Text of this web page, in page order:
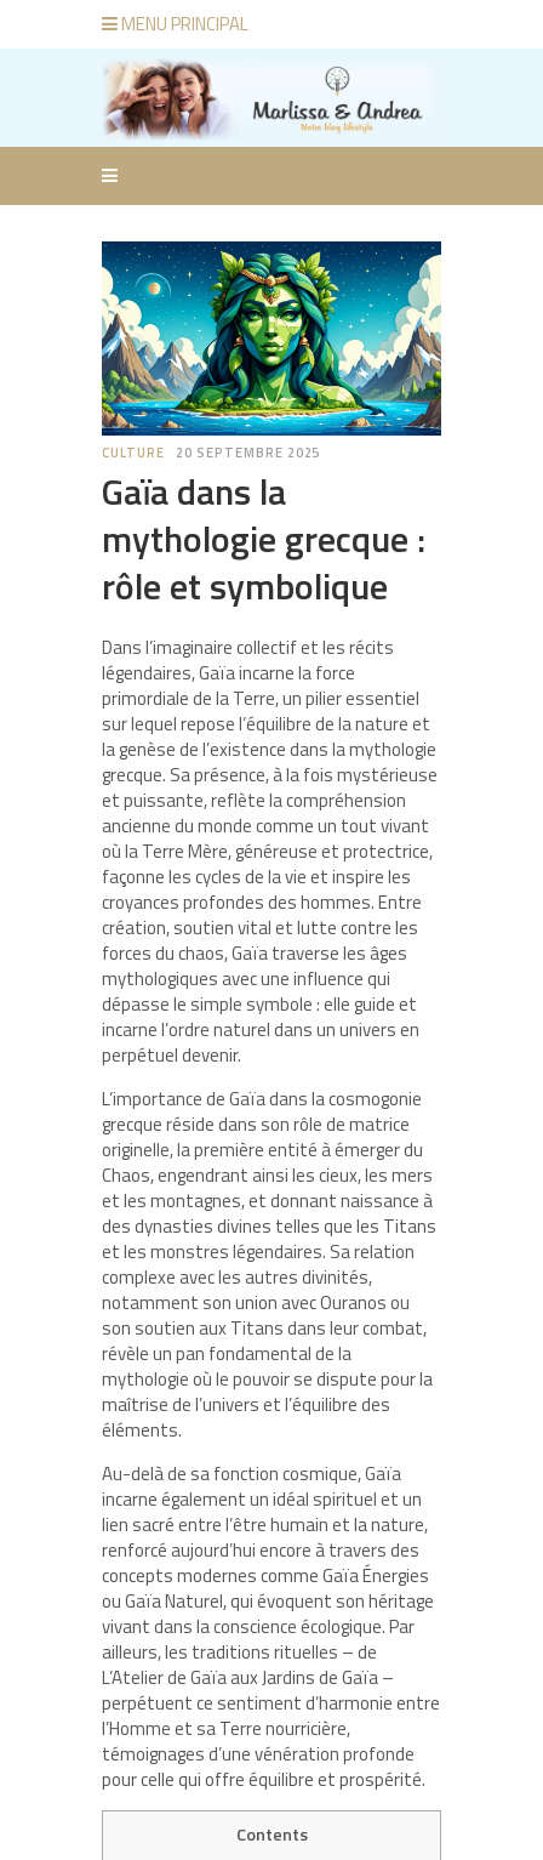
MENU PRINCIPAL
CULTURE 20 SEPTEMBRE 2025
Gaïa dans la
mythologie grecque :
rôle et symbolique
Dans l’imaginaire collectif et les récits
légendaires, Gaïa incarne la force
primordiale de la Terre, un pilier essentiel
sur lequel repose l’équilibre de la nature et
la genèse de l’existence dans la mythologie
grecque. Sa présence, à la fois mystérieuse
et puissante, reflète la compréhension
ancienne du monde comme un tout vivant
où la Terre Mère, généreuse et protectrice,
façonne les cycles de la vie et inspire les
croyances profondes des hommes. Entre
création, soutien vital et lutte contre les
forces du chaos, Gaïa traverse les âges
mythologiques avec une influence qui
dépasse le simple symbole : elle guide et
incarne l’ordre naturel dans un univers en
perpétuel devenir.
L’importance de Gaïa dans la cosmogonie
grecque réside dans son rôle de matrice
originelle, la première entité à émerger du
Chaos, engendrant ainsi les cieux, les mers
et les montagnes, et donnant naissance à
des dynasties divines telles que les Titans
et les monstres légendaires. Sa relation
complexe avec les autres divinités,
notamment son union avec Ouranos ou
son soutien aux Titans dans leur combat,
révèle un pan fondamental de la
mythologie où le pouvoir se dispute pour la
maîtrise de l’univers et l’équilibre des
éléments.
Au-delà de sa fonction cosmique, Gaïa
incarne également un idéal spirituel et un
lien sacré entre l’être humain et la nature,
renforcé aujourd’hui encore à travers des
concepts modernes comme Gaïa Énergies
ou Gaïa Naturel, qui évoquent son héritage
vivant dans la conscience écologique. Par
ailleurs, les traditions rituelles – de
L’Atelier de Gaïa aux Jardins de Gaïa –
perpétuent ce sentiment d’harmonie entre
l’Homme et sa Terre nourricière,
témoignages d’une vénération profonde
pour celle qui offre équilibre et prospérité.
Contents